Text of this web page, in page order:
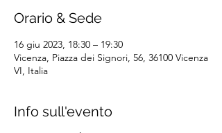
Orario & Sede
16 giu 2023, 18:30 – 19:30
Vicenza, Piazza dei Signori, 56, 36100 Vicenza
VI, Italia
Info sull'evento